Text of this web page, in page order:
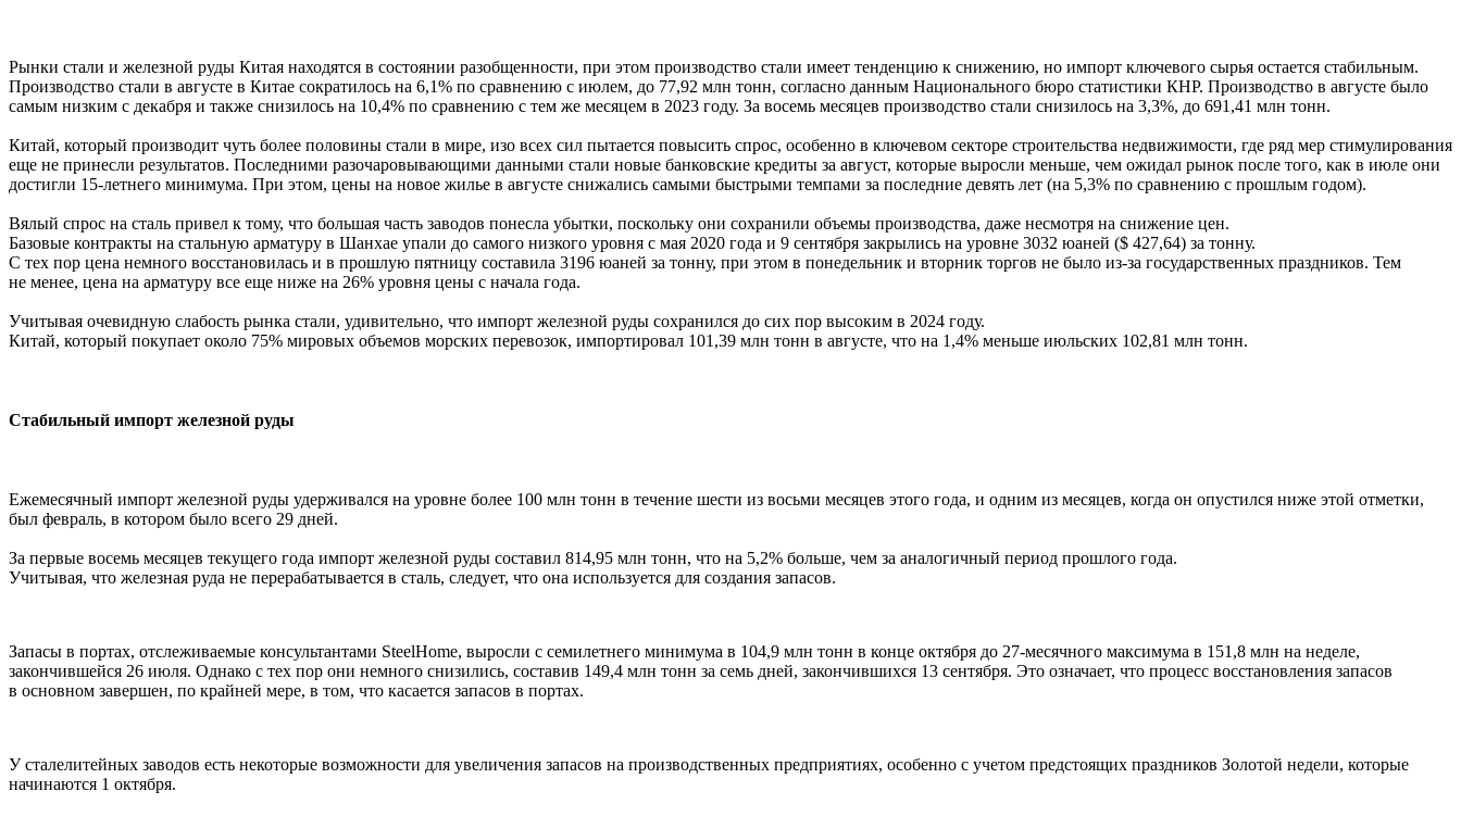
Рынки стали и железной руды Китая находятся в состоянии разобщенности, при этом производство стали имеет тенденцию к снижению, но импорт ключевого сырья остается стабильным.
Производство стали в августе в Китае сократилось на 6,1% по сравнению с июлем, до 77,92 млн тонн, согласно данным Национального бюро статистики КНР. Производство в августе было
самым низким с декабря и также снизилось на 10,4% по сравнению с тем же месяцем в 2023 году. За восемь месяцев производство стали снизилось на 3,3%, до 691,41 млн тонн.
Китай, который производит чуть более половины стали в мире, изо всех сил пытается повысить спрос, особенно в ключевом секторе строительства недвижимости, где ряд мер стимулирования
еще не принесли результатов. Последними разочаровывающими данными стали новые банковские кредиты за август, которые выросли меньше, чем ожидал рынок после того, как в июле они
достигли 15-летнего минимума. При этом, цены на новое жилье в августе снижались самыми быстрыми темпами за последние девять лет (на 5,3% по сравнению с прошлым годом).
Вялый спрос на сталь привел к тому, что большая часть заводов понесла убытки, поскольку они сохранили объемы производства, даже несмотря на снижение цен.
Базовые контракты на стальную арматуру в Шанхае упали до самого низкого уровня с мая 2020 года и 9 сентября закрылись на уровне 3032 юаней ($ 427,64) за тонну.
С тех пор цена немного восстановилась и в прошлую пятницу составила 3196 юаней за тонну, при этом в понедельник и вторник торгов не было из-за государственных праздников. Тем
не менее, цена на арматуру все еще ниже на 26% уровня цены с начала года.
Учитывая очевидную слабость рынка стали, удивительно, что импорт железной руды сохранился до сих пор высоким в 2024 году.
Китай, который покупает около 75% мировых объемов морских перевозок, импортировал 101,39 млн тонн в августе, что на 1,4% меньше июльских 102,81 млн тонн.
Стабильный импорт железной руды
Ежемесячный импорт железной руды удерживался на уровне более 100 млн тонн в течение шести из восьми месяцев этого года, и одним из месяцев, когда он опустился ниже этой отметки,
был февраль, в котором было всего 29 дней.
За первые восемь месяцев текущего года импорт железной руды составил 814,95 млн тонн, что на 5,2% больше, чем за аналогичный период прошлого года.
Учитывая, что железная руда не перерабатывается в сталь, следует, что она используется для создания запасов.
Запасы в портах, отслеживаемые консультантами SteelHome, выросли с семилетнего минимума в 104,9 млн тонн в конце октября до 27-месячного максимума в 151,8 млн на неделе,
закончившейся 26 июля. Однако с тех пор они немного снизились, составив 149,4 млн тонн за семь дней, закончившихся 13 сентября. Это означает, что процесс восстановления запасов
в основном завершен, по крайней мере, в том, что касается запасов в портах.
У сталелитейных заводов есть некоторые возможности для увеличения запасов на производственных предприятиях, особенно с учетом предстоящих праздников Золотой недели, которые
начинаются 1 октября.